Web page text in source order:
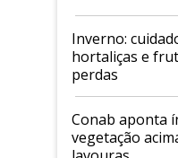
Inverno:
hortaliças e
perdas
Conab aponta
vegetação